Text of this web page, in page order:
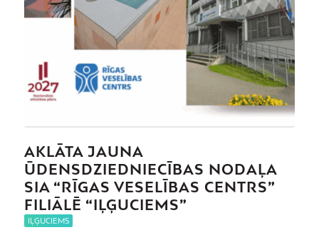
AKLĀTA JAUNA
ŪDENSDZIEDNIECĪBAS NODAĻA
SIA “RĪGAS VESELĪBAS CENTRS”
FILIĀLĒ “IĻĢUCIEMS”
IĻĢUCIEMS